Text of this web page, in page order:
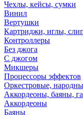
Чехлы, кейсы, сумки
Винил
Вертушки
Картриджи, иглы,
Контроллеры
Без джога
С джогом
Микшеры
Процессоры эффектов
Оркестровые,
Аккордеоны, баяны,
Аккордеоны
Баяны